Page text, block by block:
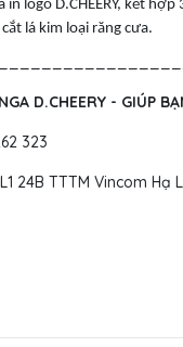
in logo D.CHEERY, kết
lá kim loại răng cưa.
D.CHEERY - GIÚP
323
L1 24B TTTM Vincom